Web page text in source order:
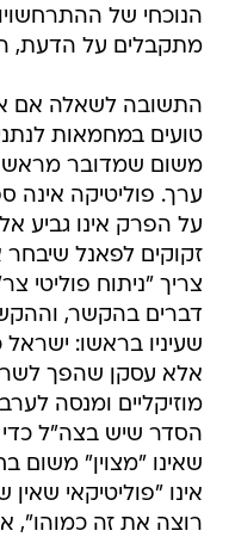
הנוכחי של
מתקבלים על הדעת,
התשובה לשאלה אם
טועים במחמאות
משום שמדובר מראש
ערך. פוליטיקה
על הפרק אינו גביע
זקוקים לפאנל
צריך "ניתוח פוליטי
דברים בהקשר,
שעיניו בראשו: ישראל
אלא עסקן שהפך לשר
מוזיקליים ומנסה
הסדר שיש בצה"ל כדי
שאינו "מצוין" משום
אינו "פוליטיקאי
רוצה את זה